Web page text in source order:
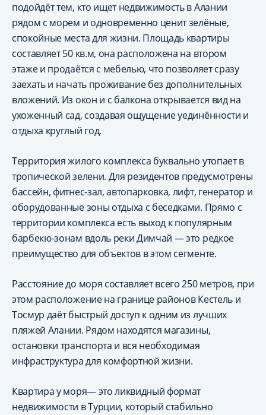
подойдёт тем, кто ищет недвижимость в Алании
рядом с морем и одновременно ценит зелёные,
спокойные места для жизни. Площадь квартиры
составляет 50 кв.м, она расположена на втором
этаже и продаётся с мебелью, что позволяет сразу
заехать и начать проживание без дополнительных
вложений. Из окон и с балкона открывается вид на
ухоженный сад, создавая ощущение уединённости и
отдыха круглый год.
Территория жилого комплекса буквально утопает в
тропической зелени. Для резидентов предусмотрены
бассейн, фитнес-зал, автопарковка, лифт, генератор и
оборудованные зоны отдыха с беседками. Прямо с
территории комплекса есть выход к популярным
барбекю-зонам вдоль реки Димчай — это редкое
преимущество для объектов в этом сегменте.
Расстояние до моря составляет всего 250 метров, при
этом расположение на границе районов Кестель и
Тосмур даёт быстрый доступ к одним из лучших
пляжей Алании. Рядом находятся магазины,
остановки транспорта и вся необходимая
инфраструктура для комфортной жизни.
Квартира у моря— это ликвидный формат
недвижимости в Турции, который стабильно